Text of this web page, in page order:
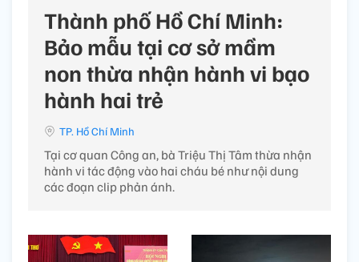
Thành phố Hồ Chí Minh:
Bảo mẫu tại cơ sở mầm
non thừa nhận hành vi bạo
hành hai trẻ
TP. Hồ Chí Minh
Tại cơ quan Công an, bà Triệu Thị Tâm thừa nhận
hành vi tác động vào hai cháu bé như nội dung
các đoạn clip phản ánh.